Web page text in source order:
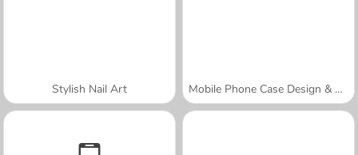
Stylish Nail Art Mobile Phone Case Design & DIY